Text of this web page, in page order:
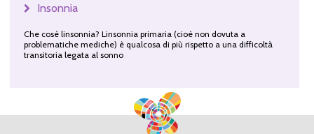
Insonnia
Che cosè linsonnia? Linsonnia primaria (cioè non dovuta a
problematiche mediche) è qualcosa di più rispetto a una difficoltà
transitoria legata al sonno